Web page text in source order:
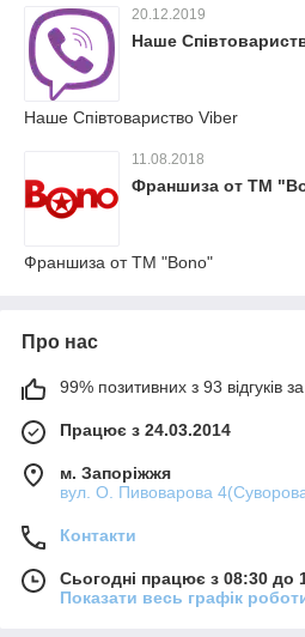
20.12.2019
Наше
Наше Співтовариство Viber
11.08.2018
Франшиза от ТМ
Франшиза от ТМ "Bono"
Про нас
99% позитивних з 93 відгуків за
Працює з 24.03.2014
м. Запоріжжя
вул. О. Пивоварова
Контакти
Сьогодні працює з 08:30 до
Показати весь графік